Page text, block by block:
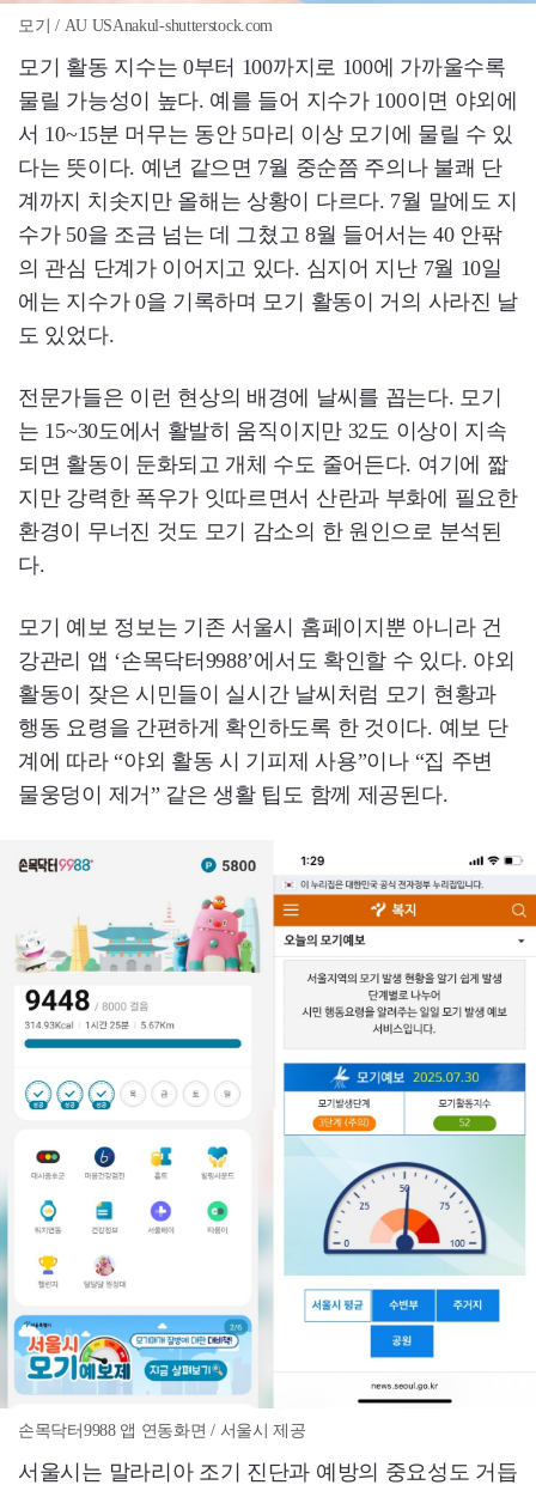
모기 / AU USAnakul-shutterstock.com
모기 활동 지수는 0부터 100까지로 100에 가까울수록
물릴 가능성이 높다. 예를 들어 지수가 100이면 야외에
서 10~15분 머무는 동안 5마리 이상 모기에 물릴 수 있
다는 뜻이다. 예년 같으면 7월 중순쯤 주의나 불쾌 단
계까지 치솟지만 올해는 상황이 다르다. 7월 말에도 지
수가 50을 조금 넘는 데 그쳤고 8월 들어서는 40 안팎
의 관심 단계가 이어지고 있다. 심지어 지난 7월 10일
에는 지수가 0을 기록하며 모기 활동이 거의 사라진 날
도 있었다.
전문가들은 이런 현상의 배경에 날씨를 꼽는다. 모기
는 15~30도에서 활발히 움직이지만 32도 이상이 지속
되면 활동이 둔화되고 개체 수도 줄어든다. 여기에 짧
지만 강력한 폭우가 잇따르면서 산란과 부화에 필요한
환경이 무너진 것도 모기 감소의 한 원인으로 분석된
다.
모기 예보 정보는 기존 서울시 홈페이지뿐 아니라 건
강관리 앱 ‘손목닥터9988’에서도 확인할 수 있다. 야외
활동이 잦은 시민들이 실시간 날씨처럼 모기 현황과
행동 요령을 간편하게 확인하도록 한 것이다. 예보 단
계에 따라 “야외 활동 시 기피제 사용”이나 “집 주변
물웅덩이 제거” 같은 생활 팁도 함께 제공된다.
손목닥터9988 앱 연동화면 / 서울시 제공
서울시는 말라리아 조기 진단과 예방의 중요성도 거듭